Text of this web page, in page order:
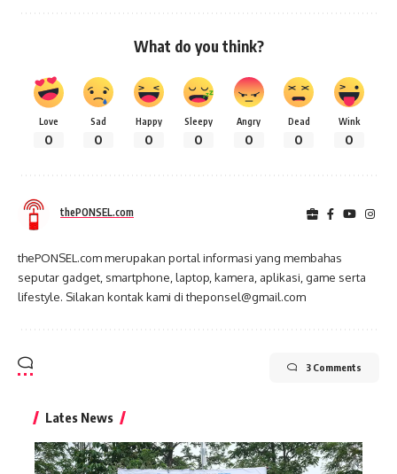
What do you think?
Love
0
Sad
0
Happy
0
Sleepy
0
Angry
0
Dead
0
Wink
0
thePONSEL.com
thePONSEL.com merupakan portal informasi yang membahas
seputar gadget, smartphone, laptop, kamera, aplikasi, game serta
lifestyle. Silakan kontak kami di theponsel@gmail.com
3 Comments
Lates News